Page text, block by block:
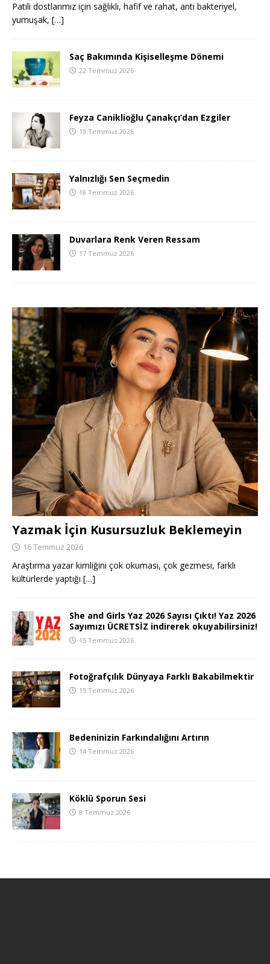
Patili dostlarımız için sağlıklı, hafif ve rahat, anti bakteriyel,
yumuşak, […]
Saç Bakımında Kişiselleşme Dönemi
22 Temmuz 2026
Feyza Caniklioğlu Çanakçı’dan Ezgiler
19 Temmuz 2026
Yalnızlığı Sen Seçmedin
18 Temmuz 2026
Duvarlara Renk Veren Ressam
17 Temmuz 2026
Yazmak İçin Kusursuzluk Beklemeyin
16 Temmuz 2026
Araştırma yazar kimliğini çok okuması, çok gezmesi, farklı
kültürlerde yaptığı […]
She and Girls Yaz 2026 Sayısı Çıktı! Yaz 2026
Sayımızı ÜCRETSİZ indirerek okuyabilirsiniz!
15 Temmuz 2026
Fotoğrafçılık Dünyaya Farklı Bakabilmektir
15 Temmuz 2026
Bedeninizin Farkındalığını Artırın
14 Temmuz 2026
Köklü Sporun Sesi
8 Temmuz 2026